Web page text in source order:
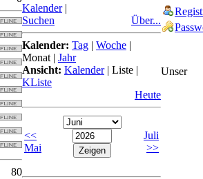
80
Kalender |
Suchen
Über...
Kalender: Tag | Woche |
Monat | Jahr
Ansicht: Kalender| Liste |
KListe
Heute
<<
Mai
Juli
>>
Unser